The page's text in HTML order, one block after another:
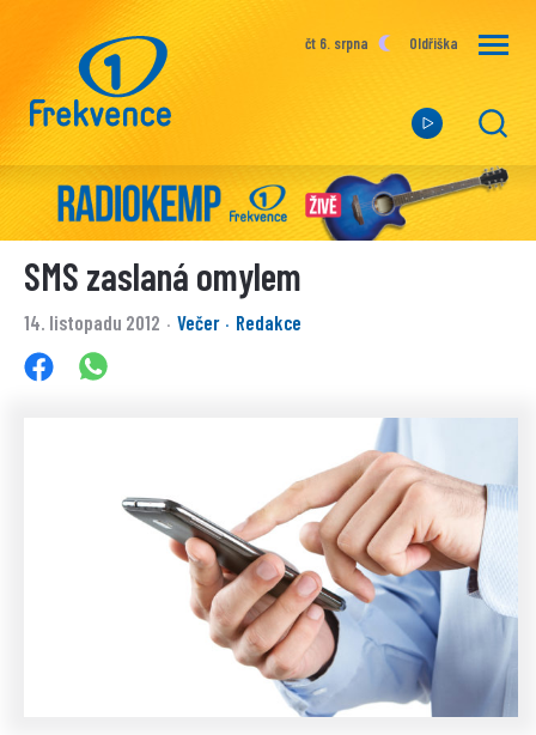
čt 6. srpna Oldřiška
SMS zaslaná omylem
14. listopadu 2012 · Večer · Redakce